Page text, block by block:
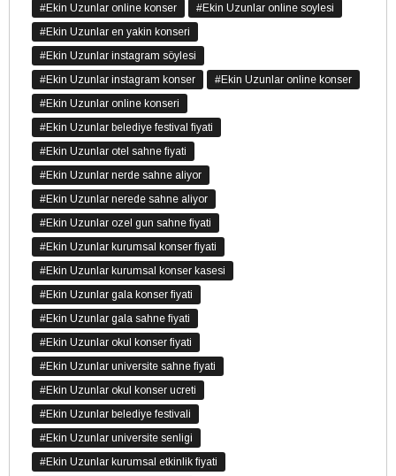
#Ekin Uzunlar online konser
#Ekin Uzunlar online soylesi
#Ekin Uzunlar en yakin konseri
#Ekin Uzunlar instagram söylesi
#Ekin Uzunlar instagram konser
#Ekin Uzunlar online konser
#Ekin Uzunlar online konseri
#Ekin Uzunlar belediye festival fiyati
#Ekin Uzunlar otel sahne fiyati
#Ekin Uzunlar nerde sahne aliyor
#Ekin Uzunlar nerede sahne aliyor
#Ekin Uzunlar ozel gun sahne fiyati
#Ekin Uzunlar kurumsal konser fiyati
#Ekin Uzunlar kurumsal konser kasesi
#Ekin Uzunlar gala konser fiyati
#Ekin Uzunlar gala sahne fiyati
#Ekin Uzunlar okul konser fiyati
#Ekin Uzunlar universite sahne fiyati
#Ekin Uzunlar okul konser ucreti
#Ekin Uzunlar belediye festivali
#Ekin Uzunlar universite senligi
#Ekin Uzunlar kurumsal etkinlik fiyati